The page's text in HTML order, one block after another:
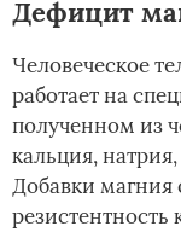
Дефицит
Человеческое
работает на
полученном из
кальция,
Добавки